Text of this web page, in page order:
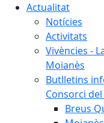
Actualitat
Notícies
Activitats
Vivències -
Moianès
Butlletins
Consorci
Breus